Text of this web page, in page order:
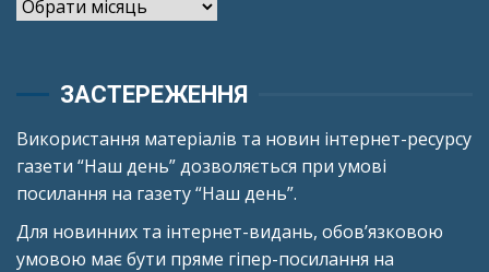
ЗАСТЕРЕЖЕННЯ
Використання матеріалів та новин інтернет-ресурсу
газети “Наш день” дозволяється при умові
посилання на газету “Наш день”.
Для новинних та інтернет-видань, обов’язковою
умовою має бути пряме гіпер-посилання на